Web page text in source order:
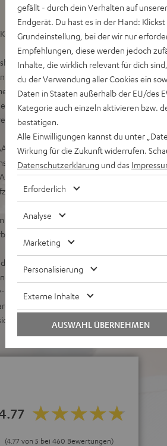
der absoluten Spitzenklasse mit
bestes ANC, in drei Stufen anpassbar,
Außengeräuschen
extrem ausgewogene Klangdarstellung
für High Resolution Audio,
wie bei echten
für HD-Musikstreaming von Spotify,
übertragen, 30 m Reichweite
geeignet auch für MS Teams,
von über 56 Stunden ohne ANC,
Hörverlusten, ShareMe-Funktion: zwei
Multipoint-Funktion: Smartphone
für eine sichere Bedienung,
Automatisches Pausieren
Passiv-Modus über Kabel
Ohrpolster aus Memoryschaum mit
und Brillenträger
(4.77 von 5 bei 460 Bewertungen)
gefällt - durch dein Verhalten auf
Endgerät. Du hast es in der Hand:
Grundeinstellung, bei der wir nur
Empfehlungen, diese werden jedoch
Inhalte, die wirklich relevant für dich
du der Verwendung aller Cookies ein
Daten in Staaten außerhalb der EU/des
Kategorie auch einzeln aktivieren bzw.
bestätigen.
Alle Einwilligungen kannst du unter
Wirkung für die Zukunft widerrufen.
Datenschutzerklärung und das
Erforderlich
Analyse
Marketing
Personalisierung
Externe Inhalte
AUSWAHL ÜBERNEHMEN